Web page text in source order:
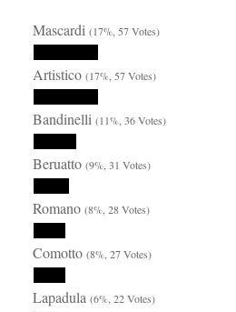
Mascardi(17%, 57 Votes)
Artistico(17%, 57 Votes)
Bandinelli(11%, 36 Votes)
Beruatto(9%, 31 Votes)
Romano(8%, 28 Votes)
Comotto(8%, 27 Votes)
Lapadula(6%, 22 Votes)